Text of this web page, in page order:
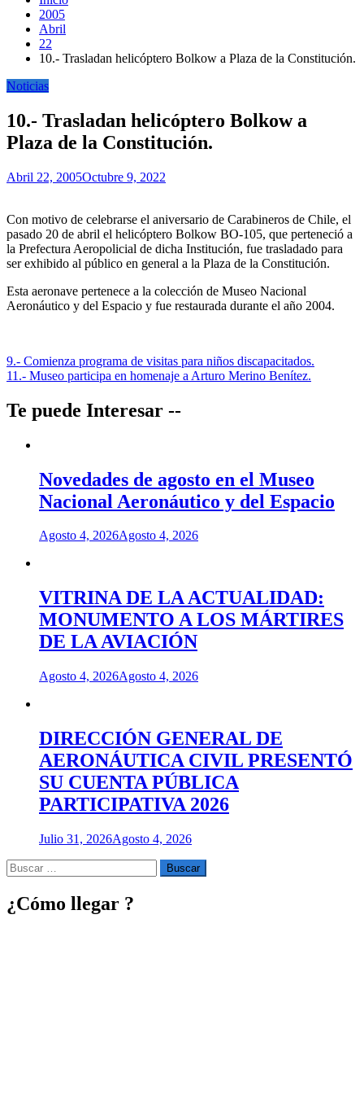
2005
Abril
22
10.- Trasladan helicóptero Bolkow a Plaza de la Constitución.
Noticias
10.- Trasladan helicóptero Bolkow a
Plaza de la Constitución.
Abril 22, 2005Octubre 9, 2022
Con motivo de celebrarse el aniversario de Carabineros de Chile, el
pasado 20 de abril el helicóptero Bolkow BO-105, que perteneció a
la Prefectura Aeropolicial de dicha Institución, fue trasladado para
ser exhibido al público en general a la Plaza de la Constitución.
Esta aeronave pertenece a la colección de Museo Nacional
Aeronáutico y del Espacio y fue restaurada durante el año 2004.
Navegación
de
entradas
9.- Comienza programa de visitas para niños discapacitados.
11.- Museo participa en homenaje a Arturo Merino Benítez.
Te puede Interesar --
Novedades de agosto en el Museo
Nacional Aeronáutico y del Espacio
Agosto 4, 2026Agosto 4, 2026
VITRINA DE LA ACTUALIDAD:
MONUMENTO A LOS MÁRTIRES
DE LA AVIACIÓN
Agosto 4, 2026Agosto 4, 2026
DIRECCIÓN GENERAL DE
AERONÁUTICA CIVIL PRESENTÓ
SU CUENTA PÚBLICA
PARTICIPATIVA 2026
Julio 31, 2026Agosto 4, 2026
Buscar
por:
¿Cómo llegar ?